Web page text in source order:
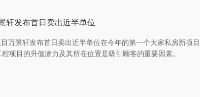
轩发布首日卖出近半单位
万景轩发布首日卖出近半单位在今年的第一个大家私房新
项目的升值潜力及其所在位置是吸引顾客的重要因素。